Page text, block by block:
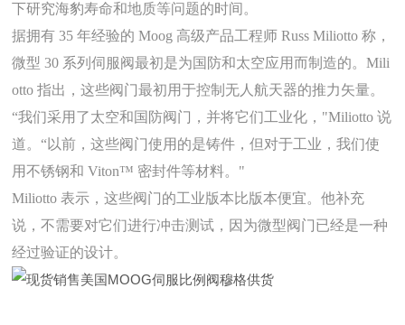
下研究海豹寿命和地质等问题的时间。
据拥有 35 年经验的 Moog 高级产品工程师 Russ Miliotto 称，
微型 30 系列伺服阀最初是为国防和太空应用而制造的。Mili
otto 指出，这些阀门最初用于控制无人航天器的推力矢量。
“我们采用了太空和国防阀门，并将它们工业化，"Miliotto 说
道。“以前，这些阀门使用的是铸件，但对于工业，我们使
用不锈钢和 Viton™ 密封件等材料。"
Miliotto 表示，这些阀门的工业版本比版本便宜。他补充
说，不需要对它们进行冲击测试，因为微型阀门已经是一种
经过验证的设计。